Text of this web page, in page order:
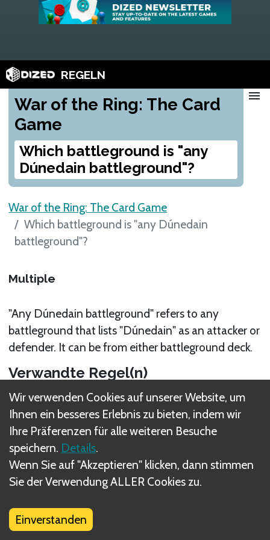
REGELN
War of the Ring: The Card
Game
Which battleground is "any
Dúnedain battleground"?
menu
War of the Ring: The Card Game
Which battleground is "any Dúnedain
battleground"?
Multiple
"Any Dúnedain battleground" refers to any
battleground that lists "Dúnedain" as an attacker or
defender. It can be from either battleground deck.
Verwandte Regel(n)
Location Cards
Was sind DIZED Regeln?
Wir verwenden Cookies auf unserer Website, um
Ihnen ein besseres Erlebnis zu bieten, indem wir
Ihre Präferenzen für alle weiteren Besuche
speichern. Details.
Wenn Sie auf "Akzeptieren" klicken, dann stimmen
Sie der Verwendung ALLER Cookies zu.
Einverstanden